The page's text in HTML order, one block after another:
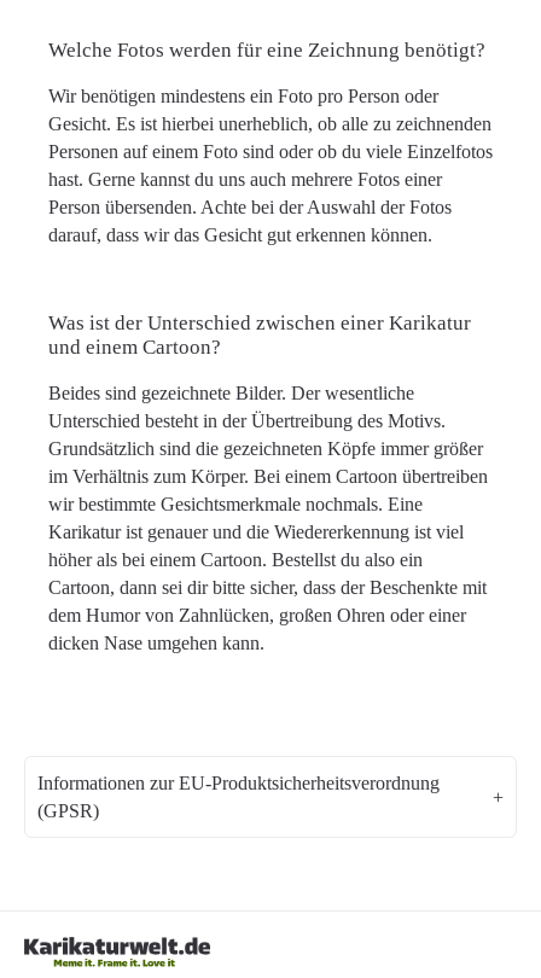
Welche Fotos werden für eine Zeichnung benötigt?
Wir benötigen mindestens ein Foto pro Person oder
Gesicht. Es ist hierbei unerheblich, ob alle zu zeichnenden
Personen auf einem Foto sind oder ob du viele Einzelfotos
hast. Gerne kannst du uns auch mehrere Fotos einer
Person übersenden. Achte bei der Auswahl der Fotos
darauf, dass wir das Gesicht gut erkennen können.
Was ist der Unterschied zwischen einer Karikatur
und einem Cartoon?
Beides sind gezeichnete Bilder. Der wesentliche
Unterschied besteht in der Übertreibung des Motivs.
Grundsätzlich sind die gezeichneten Köpfe immer größer
im Verhältnis zum Körper. Bei einem Cartoon übertreiben
wir bestimmte Gesichtsmerkmale nochmals. Eine
Karikatur ist genauer und die Wiedererkennung ist viel
höher als bei einem Cartoon. Bestellst du also ein
Cartoon, dann sei dir bitte sicher, dass der Beschenkte mit
dem Humor von Zahnlücken, großen Ohren oder einer
dicken Nase umgehen kann.
Informationen zur EU-Produktsicherheitsverordnung
(GPSR)